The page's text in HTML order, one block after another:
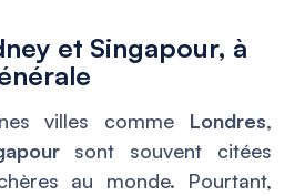
et Singapour, à
villes comme Londres,
sont souvent citées
au monde. Pourtant,